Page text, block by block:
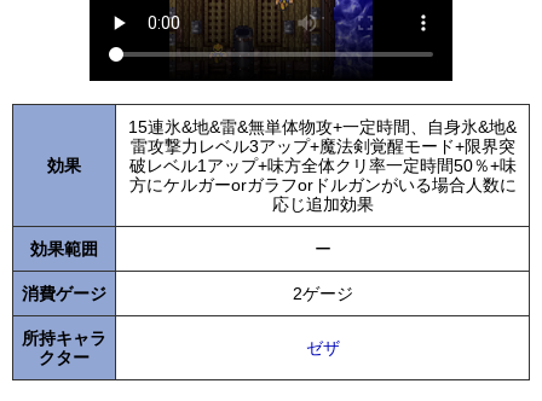
効果
15連氷&地&雷&無単体物攻+一定時間、自身氷&地&
雷攻撃力レベル3アップ+魔法剣覚醒モード+限界突
破レベル1アップ+味方全体クリ率一定時間50％+味
方にケルガーorガラフorドルガンがいる場合人数に
応じ追加効果
効果範囲 ー
消費ゲージ 2ゲージ
所持キャラ
クター
ゼザ